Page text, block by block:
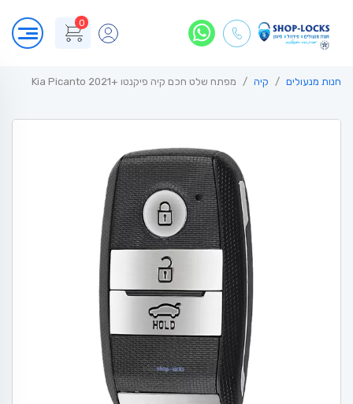
0
חנות מנעולים קיה מפתח שלט חכם קיה פיקנטו +Kia Picanto 2021